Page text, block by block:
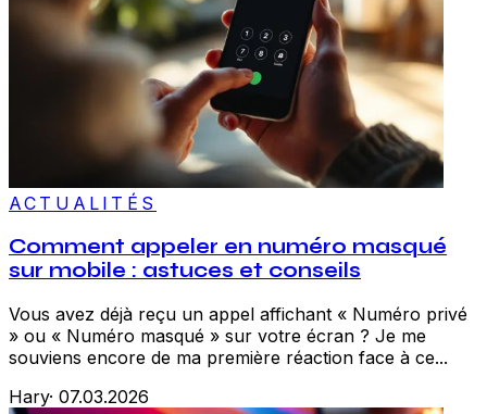
ACTUALITÉS
Comment appeler en numéro masqué
sur mobile : astuces et conseils
Vous avez déjà reçu un appel affichant « Numéro privé
» ou « Numéro masqué » sur votre écran ? Je me
souviens encore de ma première réaction face à ce...
Hary· 07.03.2026